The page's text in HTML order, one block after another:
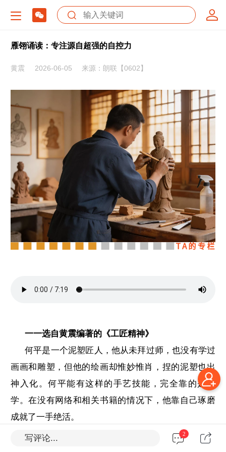
雁翎诵读：专注源自超强的自控力
黄震 2026-06-05 来源：朗联【0602】
一一选自黄震编著的《工匠精神》
何平是一个泥塑匠人，他从未拜过师，也没有学过
画画和雕塑，但他的绘画却惟妙惟肖，捏的泥塑也出
神入化。何平能有这样的手艺技能，完全靠的是自
学。在没有网络和相关书籍的情况下，他靠自己琢磨
成就了一手绝活。
有人好奇，就问他这么多年是怎么坚持的，难道就
写评论... 2